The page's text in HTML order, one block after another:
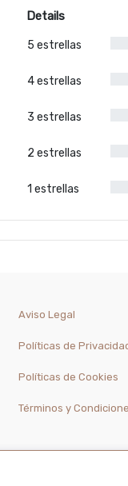
Details
5 estrellas
4 estrellas
3 estrellas
2 estrellas
1 estrellas
Aviso Legal
Políticas de
Políticas de Cookies
Términos y